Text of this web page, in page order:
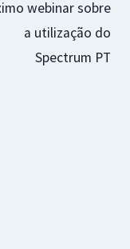
webinar sobre
a utilização do
Spectrum PT